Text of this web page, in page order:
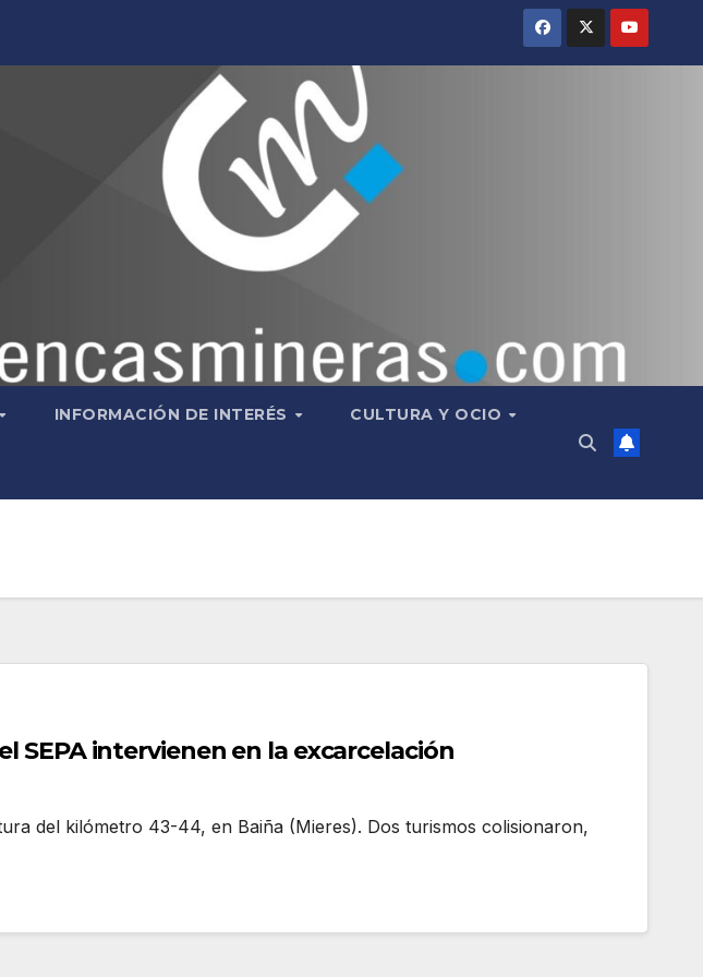
INFORMACIÓN DE INTERÉS CULTURA Y OCIO
SEPA intervienen en la excarcelación
del kilómetro 43-44, en Baiña (Mieres). Dos turismos colisionaron,